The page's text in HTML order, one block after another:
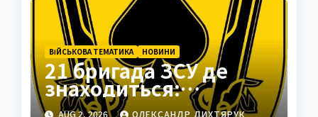
ВІЙСЬКОВА ТЕМАТИКА НОВИНИ
21 бригада ЗСУ де
знаходиться:
Подільськ як
AUG 2, 2026 ОЛЕКСАНДР ДИХТЯРУК